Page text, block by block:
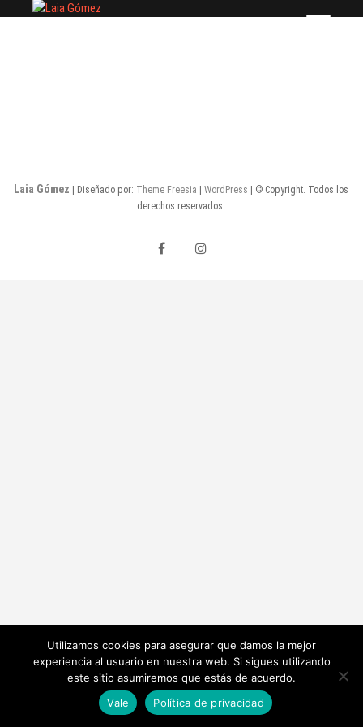
Laia Gómez
FASHION STYLIST
Laia Gómez | Diseñado por: Theme Freesia |WordPress
| © Copyright. Todos los
derechos reservados.
facebookinstagram
Utilizamos cookies para asegurar que damos la mejor
experiencia al usuario en nuestra web. Si sigues utilizando
este sitio asumiremos que estás de acuerdo.
Vale
Política de privacidad